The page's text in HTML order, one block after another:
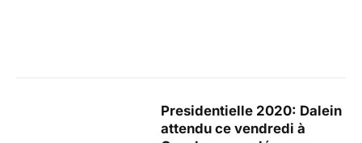
Presidentielle 2020: Dalein
attendu ce vendredi à